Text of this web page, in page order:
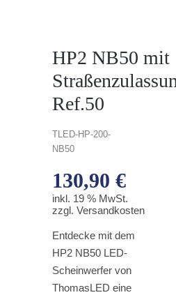
HP2 NB50 mit
Ref.50
TLED-HP-200-
NB50
130,90€
inkl. 19 % MwSt.
zzgl. Versandkosten
Entdecke mit dem
HP2 NB50 LED-
Scheinwerfer von
ThomasLED eine